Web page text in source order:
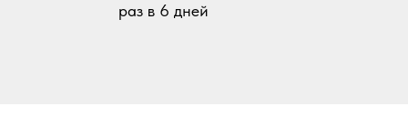
раз в 6 дней